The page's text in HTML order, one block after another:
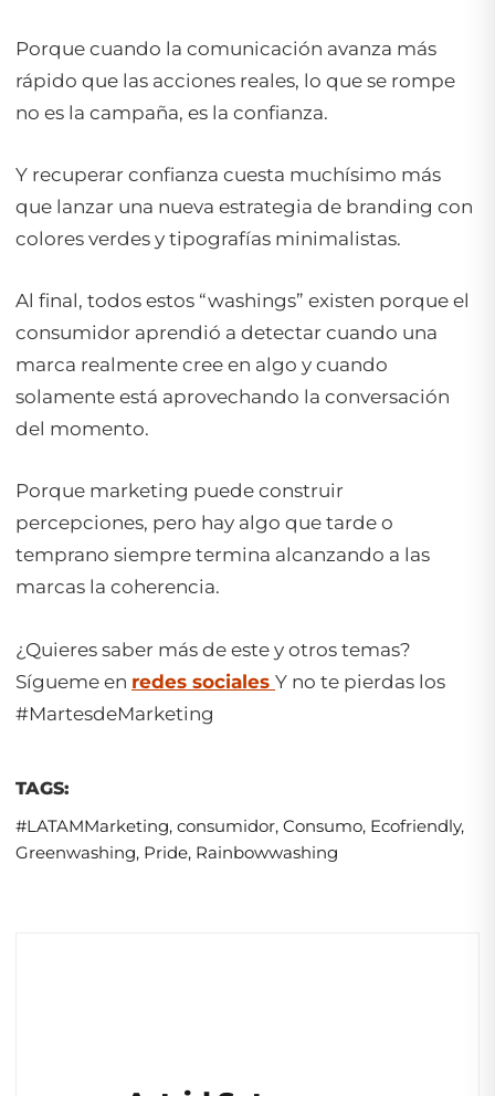
Porque cuando la comunicación avanza más
rápido que las acciones reales, lo que se rompe
no es la campaña, es la confianza.
Y recuperar confianza cuesta muchísimo más
que lanzar una nueva estrategia de branding con
colores verdes y tipografías minimalistas.
Al final, todos estos “washings” existen porque el
consumidor aprendió a detectar cuando una
marca realmente cree en algo y cuando
solamente está aprovechando la conversación
del momento.
Porque marketing puede construir
percepciones, pero hay algo que tarde o
temprano siempre termina alcanzando a las
marcas la coherencia.
¿Quieres saber más de este y otros temas?
Sígueme en redes sociales Y no te pierdas los
#MartesdeMarketing
TAGS:
#LATAMMarketing, consumidor, Consumo, Ecofriendly,
Greenwashing, Pride, Rainbowwashing